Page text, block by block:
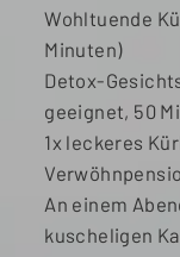
Wohltuende
Minuten)
Detox-
geeignet, 50
1x leckeres
An einem
kuscheligen